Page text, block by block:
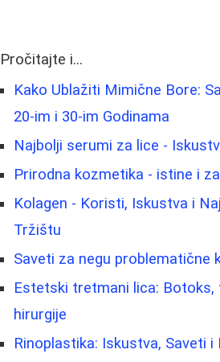
Pročitajte i...
Kako Ublažiti Mimične Bore:
20-im i 30-im Godinama
Najbolji serumi za lice -
Prirodna kozmetika - istine i
Kolagen - Koristi, Iskustva i
Tržištu
Saveti za negu problematične
Estetski tretmani lica:
hirurgije
Rinoplastika: Iskustva, Saveti